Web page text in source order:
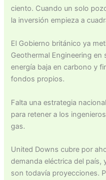
ciento. Cuando un solo
la inversión empieza a
El Gobierno británico ya
Geothermal Engineering en
energía baja en carbono y
fondos propios.
Falta una estrategia
para retener a los
gas.
United Downs cubre por
demanda eléctrica del país,
son todavía proyecciones.